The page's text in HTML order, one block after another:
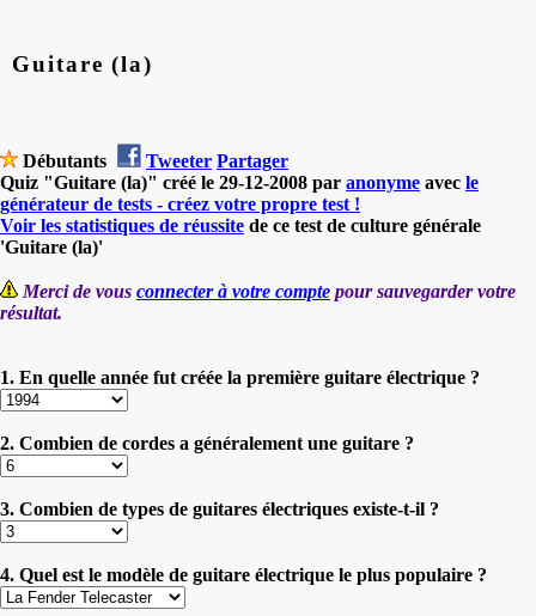
Guitare (la)
Débutants Tweeter Partager
Quiz "Guitare (la)" créé le 29-12-2008 par anonyme avec le
générateur de tests - créez votre propre test !
Voir les statistiques de réussite de ce test de culture générale
'Guitare (la)'
Merci de vous connecter à votre compte pour sauvegarder votre
résultat.
1. En quelle année fut créée la première guitare électrique ?
2. Combien de cordes a généralement une guitare ?
3. Combien de types de guitares électriques existe-t-il ?
4. Quel est le modèle de guitare électrique le plus populaire ?